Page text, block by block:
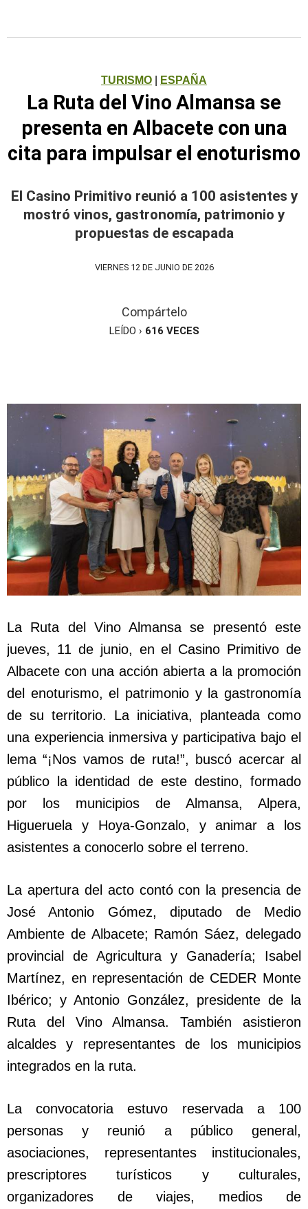
TURISMO ESPAÑA
La Ruta del Vino Almansa se
presenta en Albacete con una
cita para impulsar el enoturismo
El Casino Primitivo reunió a 100 asistentes y
mostró vinos, gastronomía, patrimonio y
propuestas de escapada
VIERNES 12 DE JUNIO DE 2026
Compártelo
LEÍDO › 616 VECES
La Ruta del Vino Almansa se presentó este
jueves, 11 de junio, en el Casino Primitivo de
Albacete con una acción abierta a la promoción
del enoturismo, el patrimonio y la gastronomía
de su territorio. La iniciativa, planteada como
una experiencia inmersiva y participativa bajo el
lema “¡Nos vamos de ruta!”, buscó acercar al
público la identidad de este destino, formado
por los municipios de Almansa, Alpera,
Higueruela y Hoya-Gonzalo, y animar a los
asistentes a conocerlo sobre el terreno.
La apertura del acto contó con la presencia de
José Antonio Gómez, diputado de Medio
Ambiente de Albacete; Ramón Sáez, delegado
provincial de Agricultura y Ganadería; Isabel
Martínez, en representación de CEDER Monte
Ibérico; y Antonio González, presidente de la
Ruta del Vino Almansa. También asistieron
alcaldes y representantes de los municipios
integrados en la ruta.
La convocatoria estuvo reservada a 100
personas y reunió a público general,
asociaciones, representantes institucionales,
prescriptores turísticos y culturales,
organizadores de viajes, medios de